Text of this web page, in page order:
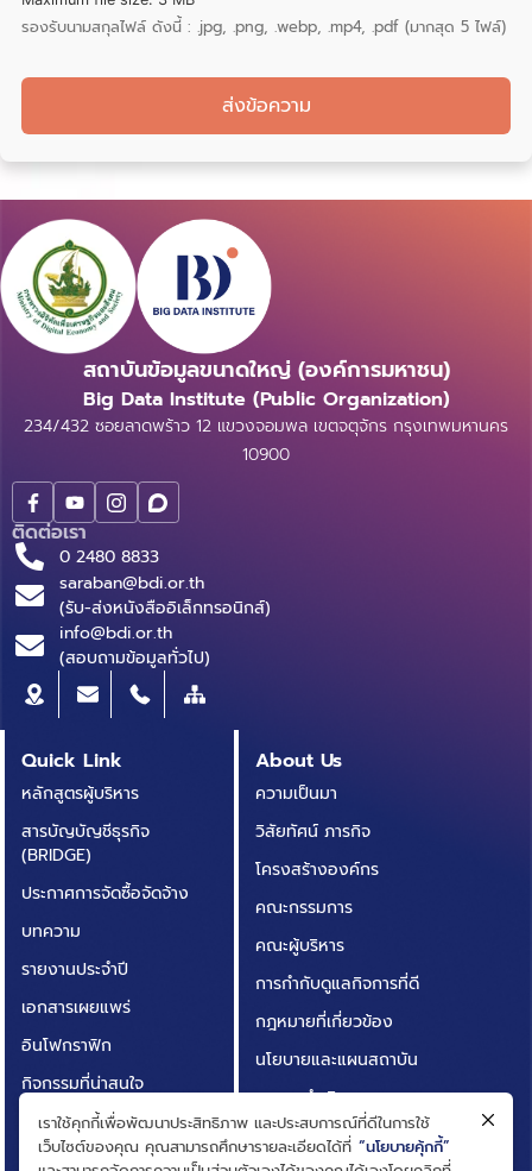
รองรับนามสกุลไฟล์ ดังนี้ : .jpg, .png, .webp, .mp4, .pdf (มากสุด 5 ไฟล์)
ส่งข้อความ
สถาบันข้อมูลขนาดใหญ่ (องค์การมหาชน)
Big Data Institute (Public Organization)
234/432 ซอยลาดพร้าว 12 แขวงจอมพล เขตจตุจักร กรุงเทพมหานคร
10900
ติดต่อเรา
0 2480 8833
saraban@bdi.or.th
(รับ-ส่งหนังสืออิเล็กทรอนิกส์)
info@bdi.or.th
(สอบถามข้อมูลทั่วไป)
Quick Link
หลักสูตรผู้บริหาร
สารบัญบัญชีธุรกิจ
(BRIDGE)
ประกาศการจัดซื้อจัดจ้าง
บทความ
รายงานประจำปี
เอกสารเผยแพร่
อินโฟกราฟิก
กิจกรรมที่น่าสนใจ
ติดต่อเรา
คำถามที่พบบ่อย
About Us
ความเป็นมา
วิสัยทัศน์ ภารกิจ
โครงสร้างองค์กร
คณะกรรมการ
คณะผู้บริหาร
การกำกับดูแลกิจการที่ดี
กฎหมายที่เกี่ยวข้อง
นโยบายและแผนสถาบัน
ผลการดำเนินงาน
ความโปร่งใสในการดำเนิน
งาน (ITA)
เราใช้คุกกี้เพื่อพัฒนาประสิทธิภาพ และประสบการณ์ที่ดีในการใช้
เว็บไซต์ของคุณ คุณสามารถศึกษารายละเอียดได้ที่ “นโยบายคุ้กกี้”